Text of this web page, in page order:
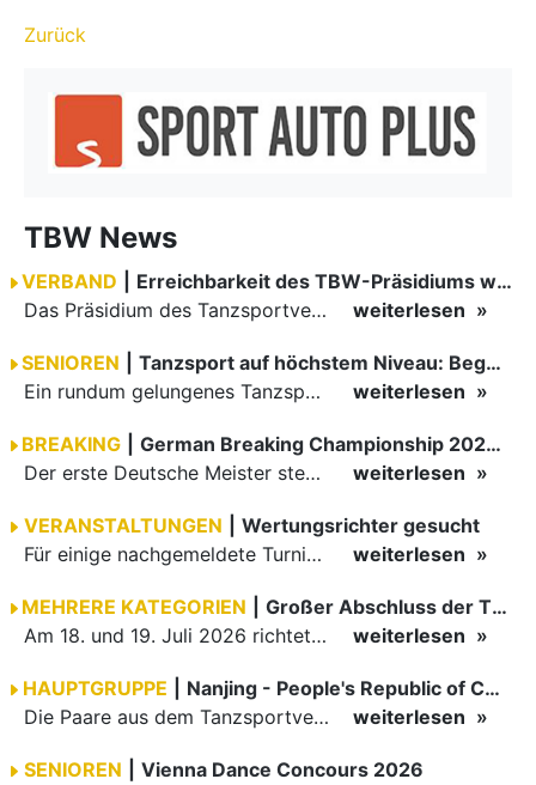
Zurück
TBW News
VERBAND
Erreichbarkeit des TBW-Präsidiums während der GOC 2026
Das Präsidium des Tanzsportverbandes Baden-Württemberg (TBW) ist in der Zeit vom 09.08.2026 bis einschließlich 16.08.2026 nicht erreichbar. Da alle Präsidiumsmitglieder vor Ort bei den German Open…
weiterlesen
SENIOREN
Tanzsport auf höchstem Niveau: Begeisterung bei den Turnieren in…
Ein rundum gelungenes Tanzsport-Wochenende liegt hinter den Paaren und Organisatoren in Enzklösterle. Am 1. und 2. August 2026 verwandelte sich die Festhalle wieder in einen lebendigen Mittelpunkt des…
weiterlesen
BREAKING
German Breaking Championship 2026 in Hannover
Der erste Deutsche Meister steht fest B-Boy Roman siegt bei den Juniors
weiterlesen
VERANSTALTUNGEN
Wertungsrichter gesucht
Für einige nachgemeldete Turniere im 2 Halbjahr sucht der ZWE noch Wertungsrichter.
weiterlesen
MEHRERE KATEGORIEN
Großer Abschluss der TBW-Trophy in Weinheim
Am 18. und 19. Juli 2026 richtete die Tanzsportabteilung (TSA) der TSG 1862 Weinheim das Abschlussturnier der diesjährigen TBW-Trophy-Serie aus. Zum traditionellen Saisonfinale kamen rund 400 Starts über…
weiterlesen
HAUPTGRUPPE
Nanjing - People's Republic of China
Die Paare aus dem Tanzsportverband Baden-Württemberg (TBW) haben beim hochklassig besetzten WDSF GrandSlam im chinesischen Nanjing wieder einmal auf internationalem Top-Niveau geglänzt. Das…
weiterlesen
SENIOREN
Vienna Dance Concours 2026